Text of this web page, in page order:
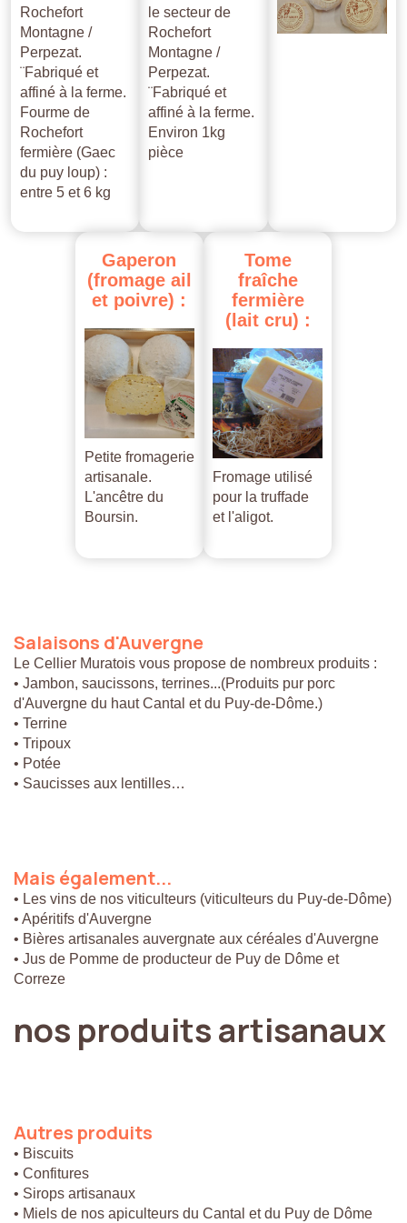
Rochefort
Montagne /
Perpezat.
¨Fabriqué et
affiné à la ferme.
Fourme de
Rochefort
fermière (Gaec
du puy loup) :
entre 5 et 6 kg
le secteur de
Rochefort
Montagne /
Perpezat.
¨Fabriqué et
affiné à la ferme.
Environ 1kg
pièce
Gaperon
(fromage ail
et poivre) :
Petite fromagerie
artisanale.
L'ancêtre du
Boursin.
Tome
fraîche
fermière
(lait cru) :
Fromage utilisé
pour la truffade
et l'aligot.
Salaisons d'Auvergne
Le Cellier Muratois vous propose de nombreux produits :
• Jambon, saucissons, terrines...(Produits pur porc
d'Auvergne du haut Cantal et du Puy-de-Dôme.)
• Terrine
• Tripoux
• Potée
• Saucisses aux lentilles…
Mais également...
• Les vins de nos viticulteurs (viticulteurs du Puy-de-Dôme)
• Apéritifs d'Auvergne
• Bières artisanales auvergnate aux céréales d'Auvergne
• Jus de Pomme de producteur de Puy de Dôme et
Correze
nos produitsartisanaux
Autres produits
• Biscuits
• Confitures
• Sirops artisanaux
• Miels de nos apiculteurs du Cantal et du Puy de Dôme